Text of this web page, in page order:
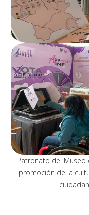
Patronato del Museo
promoción de la